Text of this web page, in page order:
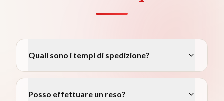
Quali sono i tempi di spedizione?
Posso effettuare un reso?